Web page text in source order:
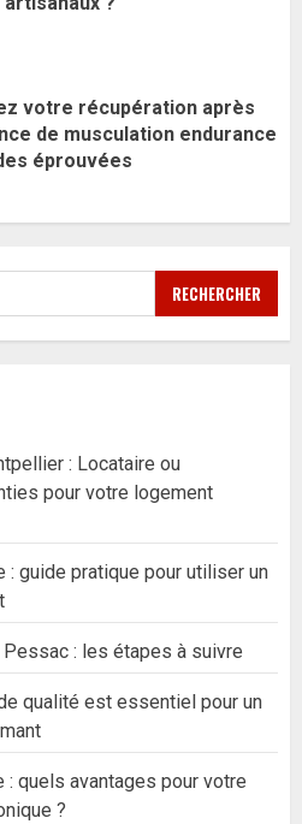
votre récupération après
de musculation endurance
éprouvées
: Locataire ou
pour votre logement
: guide pratique pour utiliser un
: les étapes à suivre
qualité est essentiel pour un
: quels avantages pour votre
?